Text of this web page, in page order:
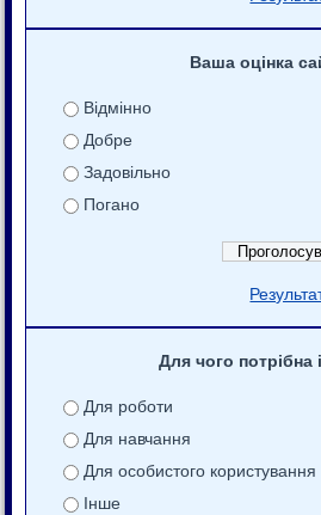
Ваша оцінка
Відмінно
Добре
Задовільно
Погано
Для чого потрібна
Для роботи
Для навчання
Для особистого користування
Інше